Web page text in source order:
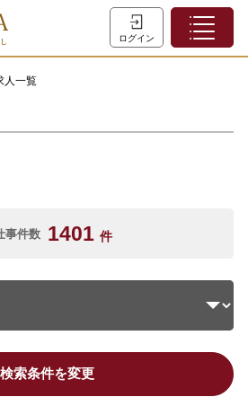
ログイン
LINEでログイン
932-959
人一覧
事件数 1401 件
検索条件を変更